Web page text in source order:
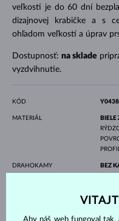
veľkosti je do 60 dní
dizajnovej krabičke a s
ohľadom veľkostí a úprav
Dostupnosť: na sklade
vyzdvihnutie.
KÓD
MATERIÁL
BIELE
PROFIL
DRAHOKAMY BEZ
2.65 g
Aby náš web fungoval tak,